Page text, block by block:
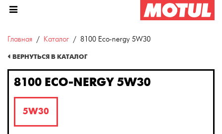
Главная Каталог 8100 Eco-nergy 5W30
ВЕРНУТЬСЯ В КАТАЛОГ
8100 ECO-NERGY 5W30
5W30